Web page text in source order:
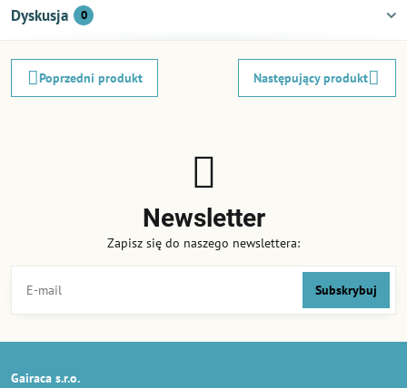
Dyskusja 0
Poprzedni produkt Następujący produkt
Newsletter
Zapisz się do naszego newslettera:
Subskrybuj
Gairaca s.r.o.